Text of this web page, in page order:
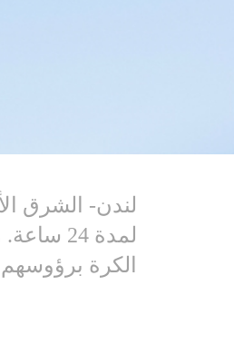
لندن- الشرق
لمدة
الكرة برؤوسهم 20 مرة. وتراجع أداء الذاكرة بما...